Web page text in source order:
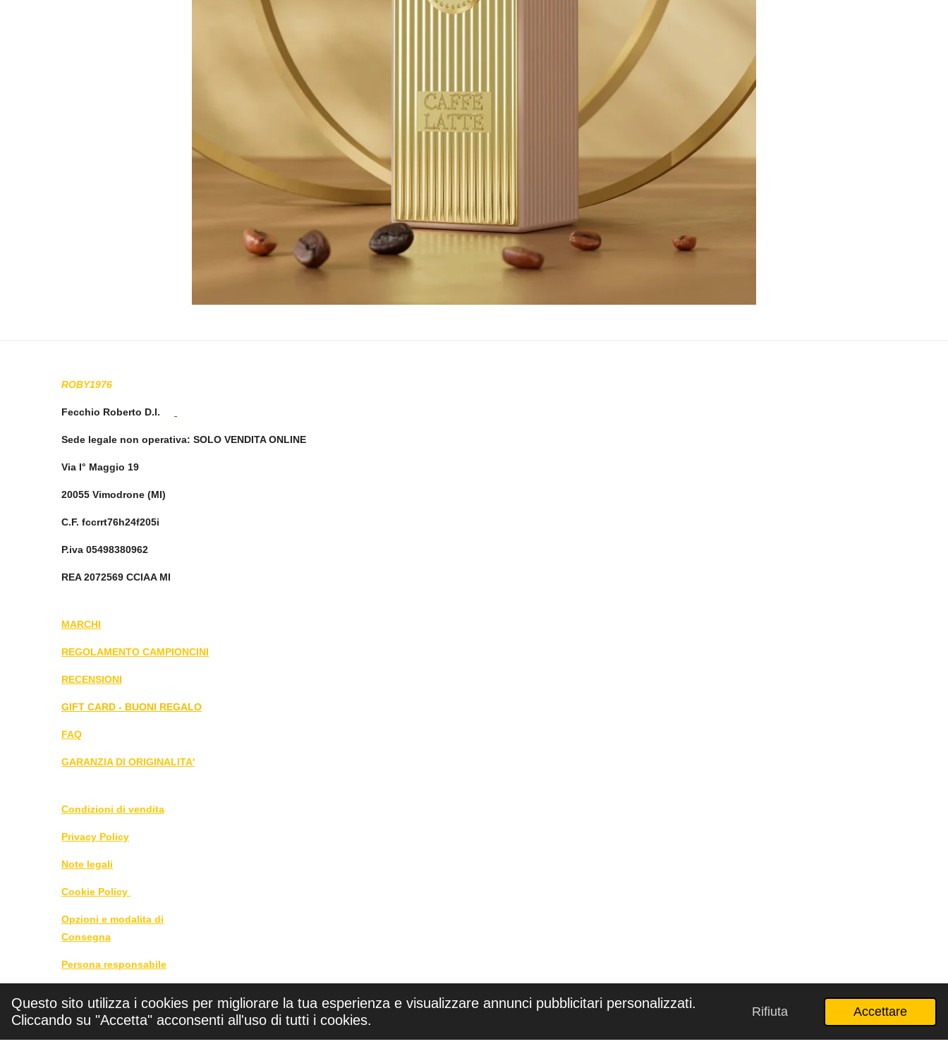
Questo sito utilizza i cookies per migliorare la tua esperienza e visualizzare annunci pubblicitari personalizzati.
Cliccando su "Accetta" acconsenti all'uso di tutti i cookies.
Rifiuta Accettare
ROBY1976
Fecchio Roberto D.I.
Sede legale non operativa: SOLO VENDITA ONLINE
Via I° Maggio 19
20055 Vimodrone (MI)
C.F. fccrrt76h24f205i
P.iva 05498380962
REA 2072569 CCIAA MI
MARCHI
REGOLAMENTO CAMPIONCINI
RECENSIONI
GIFT CARD - BUONI REGALO
FAQ
GARANZIA DI ORIGINALITA'
Condizioni di vendita
Privacy Policy
Note legali
Cookie Policy
Opzioni e modalita di
Consegna
Persona responsabile
CLICCA QUI
©
2025 - 2026 Roby 1976